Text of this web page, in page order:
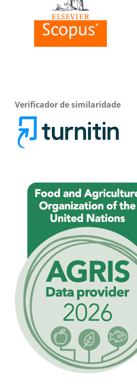
Verificador de similaridade